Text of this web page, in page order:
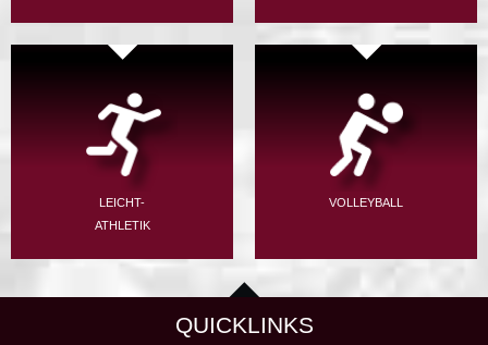
LEICHT-
ATHLETIK
VOLLEYBALL
QUICKLINKS